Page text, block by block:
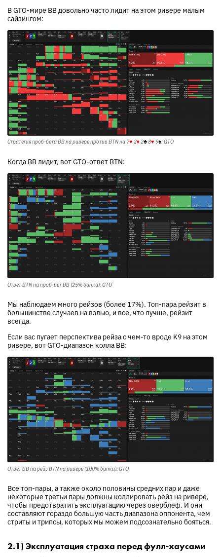
В GTO-мире BB довольно часто лидит на этом ривере малым
сайзингом:
Стратегия проб-бета BB на ривере против BTN на 7♥ 2♦ 2♣8♥ 9♠: GTO
Когда BB лидит, вот GTO-ответ BTN:
Ответ BTN на проб-бет BB (25% банка): GTO
Мы наблюдаем много рейзов (более 17%). Топ-пара рейзит в
большинстве случаев на вэлью, и все, что лучше, рейзит
всегда.
Если вас пугает перспектива рейза с чем-то вроде K9 на этом
ривере, вот GTO-диапазон колла BB:
Ответ BB на рейз BTN на ривере (100% банка): GTO
Все топ-пары, а также около половины средних пар и даже
некоторые третьи пары должны коллировать рейз на ривере,
чтобы предотвратить эксплуатацию через оверблеф. И они
составляют гораздо большую часть диапазона оппонента, чем
стриты и трипсы, которых мы можем подсознательно бояться.
2.1) Эксплуатация страха перед фулл-хаусами